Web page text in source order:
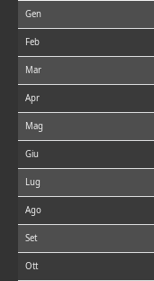
Gen
Feb
Mar
Apr
Mag
Giu
Lug
Ago
Set
Ott